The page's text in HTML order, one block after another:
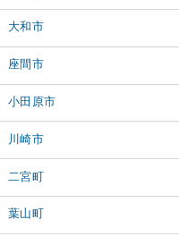
大和市
座間市
小田原市
川崎市
二宮町
葉山町